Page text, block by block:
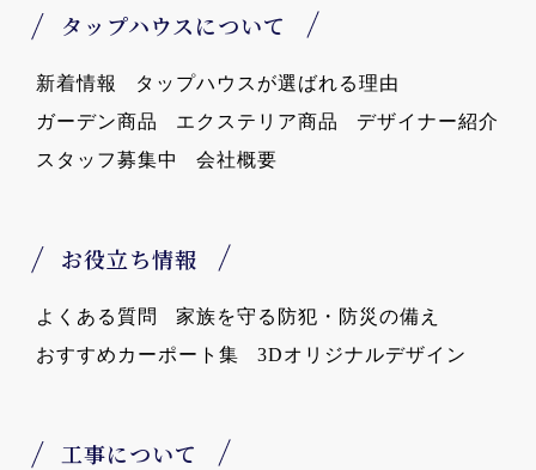
タップハウスについて
新着情報
タップハウスが選ばれる理由
ガーデン商品
エクステリア商品
デザイナー紹介
スタッフ募集中
会社概要
お役立ち情報
よくある質問
家族を守る防犯・防災の備え
おすすめカーポート集
3Dオリジナルデザイン
工事について